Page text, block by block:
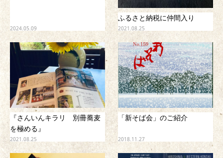
2024.05.09
ふるさと納税に仲間入り
2021.08.25
『さんいんキラリ 別冊蕎麦
を極める』
2021.08.25
「新そば会」のご紹介
2018.11.27